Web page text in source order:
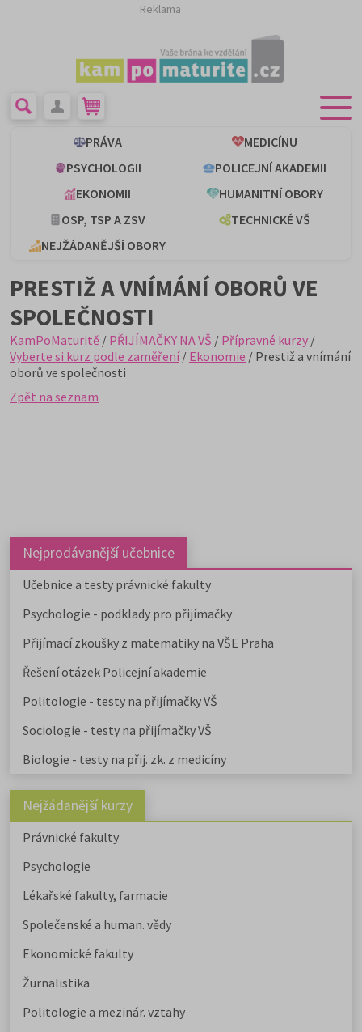
Reklama
PRÁVA
MEDICÍNU
PSYCHOLOGII
POLICEJNÍ AKADEMII
EKONOMII
HUMANITNÍ OBORY
OSP, TSP A ZSV
TECHNICKÉ VŠ
NEJŽÁDANĚJŠÍ OBORY
PRESTIŽ A VNÍMÁNÍ OBORŮ VE
SPOLEČNOSTI
KamPoMaturitě / PŘIJÍMAČKY NA VŠ / Přípravné kurzy /
Vyberte si kurz podle zaměření/ Ekonomie / Prestiž a vnímání
oborů ve společnosti
Zpět na seznam
Nejprodávanější učebnice
Učebnice a testy právnické fakulty
Psychologie - podklady pro přijímačky
Přijímací zkoušky z matematiky na VŠE Praha
Řešení otázek Policejní akademie
Politologie - testy na přijímačky VŠ
Sociologie - testy na přijímačky VŠ
Biologie - testy na přij. zk. z medicíny
Nejžádanější kurzy
Právnické fakulty
Psychologie
Lékařské fakulty, farmacie
Společenské a human. vědy
Ekonomické fakulty
Žurnalistika
Politologie a mezinár. vztahy